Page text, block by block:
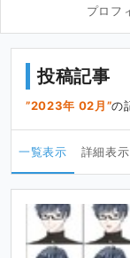
プロフ
投稿記事
2023年 02月 の
一覧表示 詳細表示